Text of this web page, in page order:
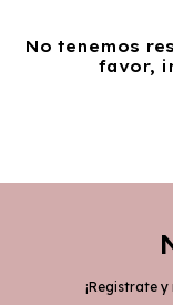
No tenemos
favor,
¡Registrate